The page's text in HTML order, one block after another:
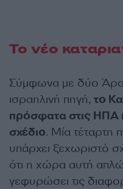
Το νέο
Σύμφωνα με δύο
ισραηλινή πηγή, το
πρόσφατα στις ΗΠΑ
σχέδιο. Μία τέταρτη
υπάρχει ξεχωριστό
ότι η χώρα αυτή
γεφυρώσει τις